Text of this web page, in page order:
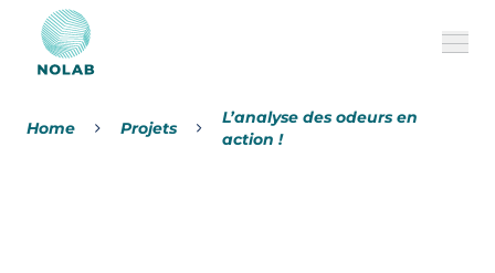
Home Projets
L’analyse des odeurs en
action !